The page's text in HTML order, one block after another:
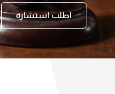
اطلب استشارة